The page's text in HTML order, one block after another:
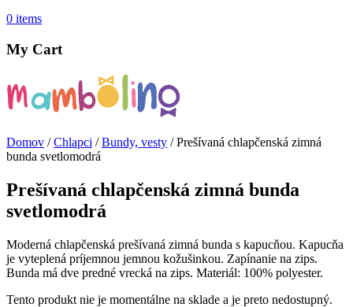
0 items
My Cart
Domov /Chlapci /Bundy, vesty / Prešívaná chlapčenská zimná
bunda svetlomodrá
Prešívaná chlapčenská zimná bunda
svetlomodrá
Moderná chlapčenská prešívaná zimná bunda s kapucňou. Kapucňa
je vyteplená príjemnou jemnou kožušinkou. Zapínanie na zips.
Bunda má dve predné vrecká na zips. Materiál: 100% polyester.
Tento produkt nie je momentálne na sklade a je preto nedostupný.